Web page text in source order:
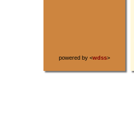
powered by <wdss>